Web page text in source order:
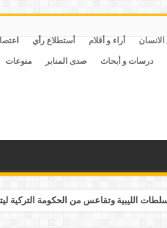
أراء و أقلام أستطلاع رأي
درسات و أبحاث صدى المنابر منوعات
الليبية وتقاعس من الحكومة التركية